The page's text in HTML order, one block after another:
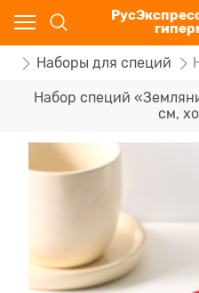
Наборы для специй
Набор специй
см,